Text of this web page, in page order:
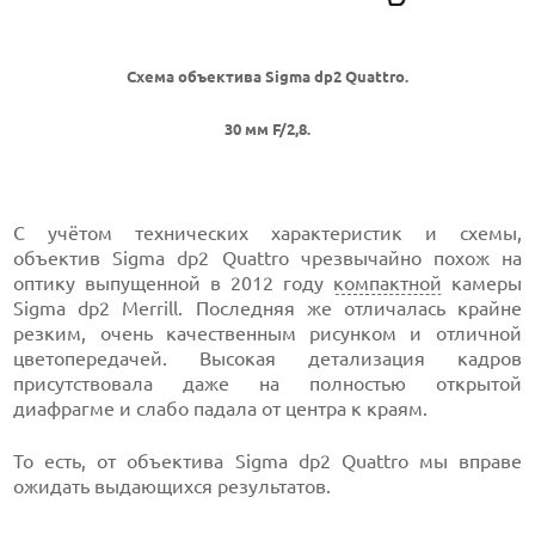
Схема объектива Sigma dp2 Quattro.
30 мм F/2,8.
С учётом технических характеристик и схемы,
объектив Sigma dp2 Quattro чрезвычайно похож на
оптику выпущенной в 2012 году компактной камеры
Sigma dp2 Merrill. Последняя же отличалась крайне
резким, очень качественным рисунком и отличной
цветопередачей. Высокая детализация кадров
присутствовала даже на полностью открытой
диафрагме и слабо падала от центра к краям.
То есть, от объектива Sigma dp2 Quattro мы вправе
ожидать выдающихся результатов.